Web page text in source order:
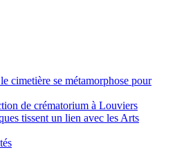
cimetière se métamorphose pour
de crématorium à Louviers
tissent un lien avec les Arts